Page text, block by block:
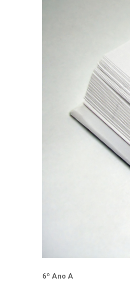
6º Ano A